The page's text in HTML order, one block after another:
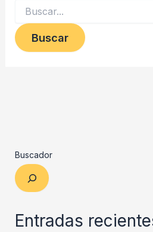
Buscador
Entradas